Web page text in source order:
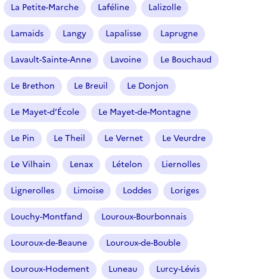
La Petite-Marche Laféline Lalizolle
Lamaids Langy Lapalisse Laprugne
Lavault-Sainte-Anne Lavoine Le Bouchaud
Le Brethon Le Breuil Le Donjon
Le Mayet-d’École Le Mayet-de-Montagne
Le Pin Le Theil Le Vernet Le Veurdre
Le Vilhain Lenax Lételon Liernolles
Lignerolles Limoise Loddes Loriges
Louchy-Montfand Louroux-Bourbonnais
Louroux-de-Beaune Louroux-de-Bouble
Louroux-Hodement Luneau Lurcy-Lévis